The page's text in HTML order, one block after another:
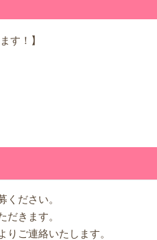
す！】
ください。
きます。
りご連絡いたします。